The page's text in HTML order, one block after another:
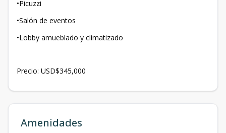
•Picuzzi
•Salón de eventos
•Lobby amueblado y climatizado
Precio: USD$345,000
Amenidades